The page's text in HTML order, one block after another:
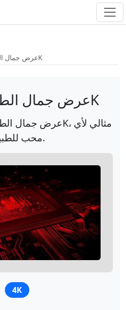
عرض جمال الطبيعة بدقة 4K
عرض جمال الطبيعة بدقة 4K
محب للطبيعة.
4K